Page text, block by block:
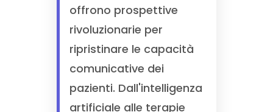
offrono prospettive
rivoluzionarie per
ripristinare le capacità
comunicative dei
pazienti. Dall'intelligenza
artificiale alle terapie